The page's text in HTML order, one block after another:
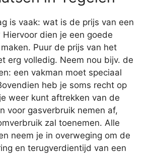
is vaak: wat is de prijs van een
dien je een goede
Puur de prijs van het
erg volledig. Neem nou bijv. de
een vakman moet speciaal
heb je soms recht op
weer kunt aftrekken van de
voor gasverbruik nemen af,
zal toenemen. Alle
neem je in overweging om de
en terugverdientijd van een